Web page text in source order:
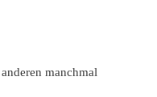
manchmal